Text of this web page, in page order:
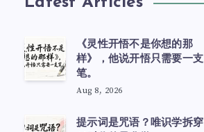
《灵性开悟不是你想的那
样》，他说开悟只需要一支
笔。
Aug 8, 2026
提示词是咒语？唯识学拆穿